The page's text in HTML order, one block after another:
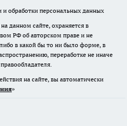
обработки персональных данных
данном сайте, охраняется в
РФ об авторском праве и не
в какой бы то ни было форме, в
переработке не иначе
на сайте, вы автоматически
»